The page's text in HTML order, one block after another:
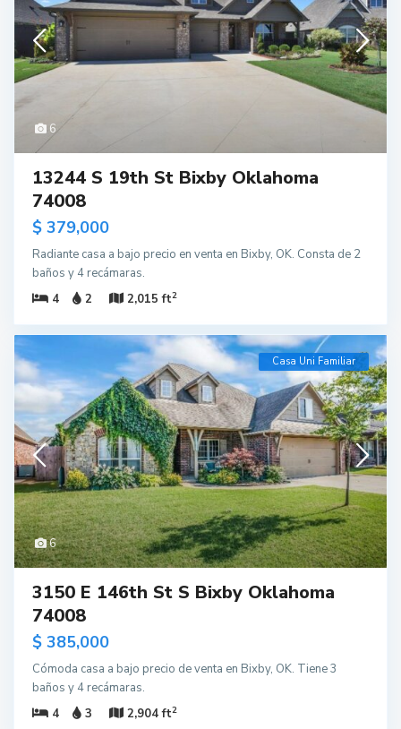
6
13244 S 19th St Bixby Oklahoma
74008
$ 379,000
Radiante casa a bajo precio en venta en Bixby, OK. Consta de 2
baños y 4 recámaras.
4
2 2,015 ft2
6
Casa Uni Familiar
3150 E 146th St S Bixby Oklahoma
74008
$ 385,000
Cómoda casa a bajo precio de venta en Bixby, OK. Tiene 3
baños y 4 recámaras.
4
3 2,904 ft2